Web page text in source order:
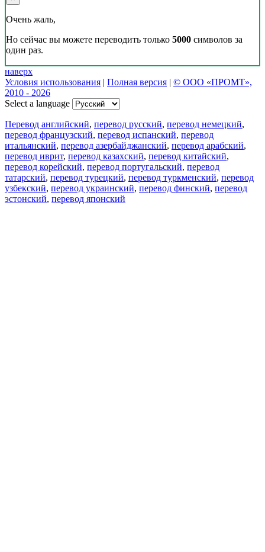
Очень жаль,
Но сейчас вы можете переводить только 5000 символов за
один раз.
наверх
Условия использования | Полная версия | © ООО «ПРОМТ»,
2010 - 2026
Select a language
Перевод английский, перевод русский, перевод немецкий,
перевод французский, перевод испанский, перевод
итальянский, перевод азербайджанский, перевод арабский,
перевод иврит, перевод казахский, перевод китайский,
перевод корейский, перевод португальский, перевод
татарский, перевод турецкий, перевод туркменский, перевод
узбекский, перевод украинский, перевод финский, перевод
эстонский, перевод японский